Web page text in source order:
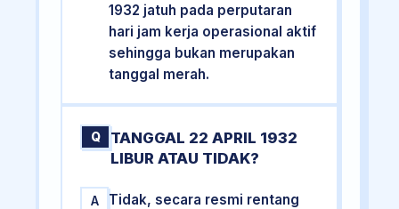
1932 jatuh pada perputaran
hari jam kerja operasional aktif
sehingga bukan merupakan
tanggal merah.
Q
TANGGAL 22 APRIL 1932
LIBUR ATAU TIDAK?
A
Tidak, secara resmi rentang